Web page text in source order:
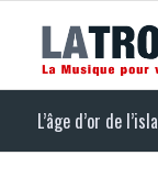
L’âge d’or de